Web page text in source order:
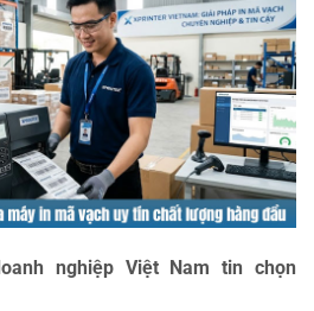
nghiệp Việt Nam tin chọn